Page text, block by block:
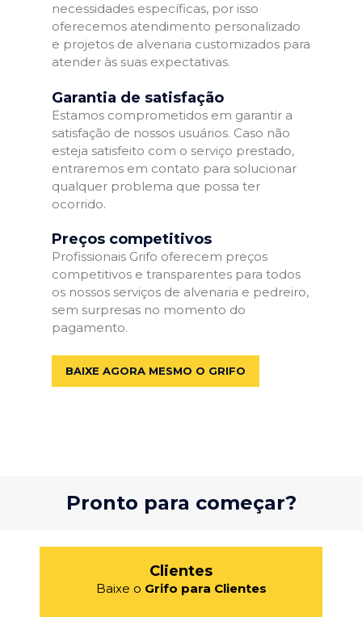
necessidades específicas, por isso
oferecemos atendimento personalizado
e projetos de alvenaria customizados para
atender às suas expectativas.
Garantia de satisfação
Estamos comprometidos em garantir a
satisfação de nossos usuários. Caso não
esteja satisfeito com o serviço prestado,
entraremos em contato para solucionar
qualquer problema que possa ter
ocorrido.
Preços competitivos
Profissionais Grifo oferecem preços
competitivos e transparentes para todos
os nossos serviços de alvenaria e pedreiro,
sem surpresas no momento do
pagamento.
BAIXE AGORA MESMO O GRIFO
Pronto para começar?
Clientes
Baixe o Grifo para Clientes